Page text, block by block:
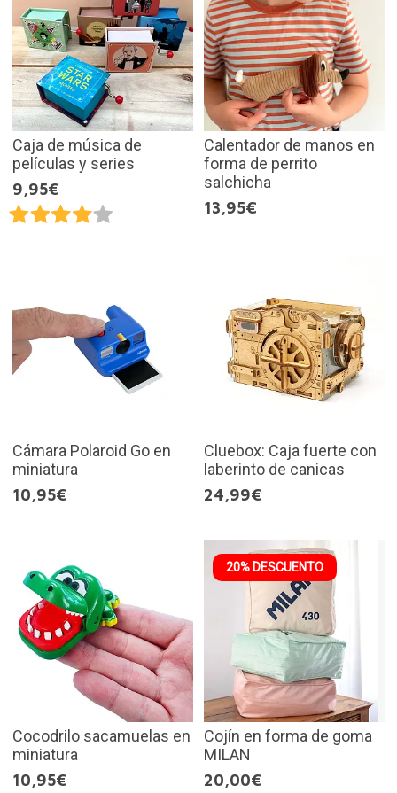
Caja de música de
películas y series
9,95€
Calentador de manos en
forma de perrito
salchicha
13,95€
Cámara Polaroid Go en
miniatura
10,95€
Cluebox: Caja fuerte con
laberinto de canicas
24,99€
Cocodrilo sacamuelas en
miniatura
10,95€
20% DESCUENTO
Cojín en forma de goma
MILAN
20,00€